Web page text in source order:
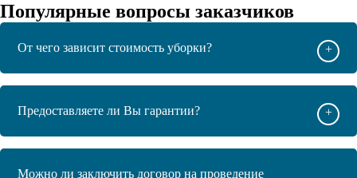
Популярные вопросы заказчиков
От чего зависит стоимость уборки? +
Предоставляете ли Вы гарантии? +
Можно ли заключить договор на проведение